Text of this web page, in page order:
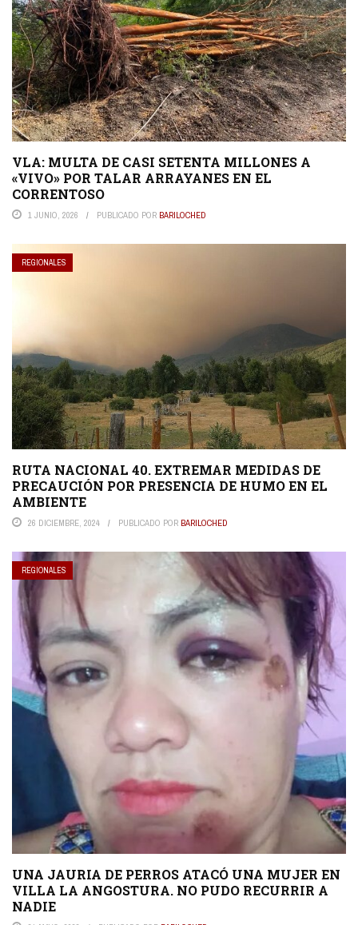
VLA: MULTA DE CASI SETENTA MILLONES A
«VIVO» POR TALAR ARRAYANES EN EL
CORRENTOSO
1 JUNIO, 2026 PUBLICADO POR BARILOCHED
REGIONALES
RUTA NACIONAL 40. EXTREMAR MEDIDAS DE
PRECAUCIÓN POR PRESENCIA DE HUMO EN EL
AMBIENTE
26 DICIEMBRE, 2024 PUBLICADO POR BARILOCHED
REGIONALES
UNA JAURIA DE PERROS ATACÓ UNA MUJER EN
VILLA LA ANGOSTURA. NO PUDO RECURRIR A
NADIE